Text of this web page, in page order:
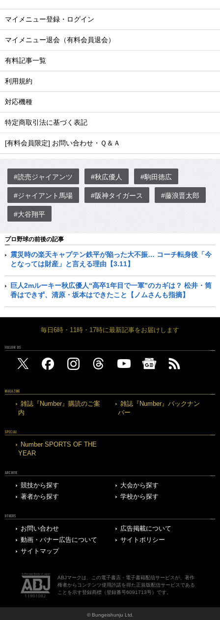
マイメニュー登録・ログイン
マイメニュー退会（有料会員退会）
有料記事一覧
利用規約
対応機種
特定商取引法に基づく表記
[有料会員限定] お問い合わせ・Ｑ＆Ａ
#読売ジャイアンツ #秋広優人 #駒田徳広
#ジャイアント馬場 #阪神タイガース #藤浪晋太郎
#大谷翔平
プロ野球の前後の記事
震災時の楽天キャプテン鉄平が陥った大不振… コーチ転身後「今
となっては財産」と言える理由【3.11】
巨人2mルーキー秋広優人“高卒1年目で一軍”のカギは？ 松井・筒
香はできず、清原・坂本はできたこと【ノムさんも指摘】
毎日6時・11時・17時に最新記事をお届けします
FOLLOW US
MAGAZINE
雑誌『Number』購読のご案
内
雑誌『Number』バックナン
バー
SPECIAL
Number SPORTS OF THE
YEAR
ARCHIVE
競技から探す
大会から探す
著者から探す
学校から探す
OTHERS
お問い合わせ
広告掲載について
動画・バナー広告について
サイトポリシー
サイトマップ
ABJマークは、この電子書店・電子書籍配信サービスが、著作
権者からコンテンツ使用許諾を得た正規版配信サービスである
ことを示す登録商標（登録番号6091713号）です。
© Bungeishunju Ltd.